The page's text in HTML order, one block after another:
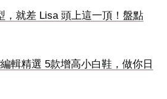
，就差 Lisa 頭上這一頂！盤點
輯精選 5款增高小白鞋，做你日